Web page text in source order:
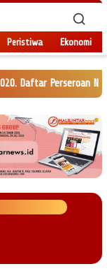
Peristiwa Ekonomi
Daftar Perseroan